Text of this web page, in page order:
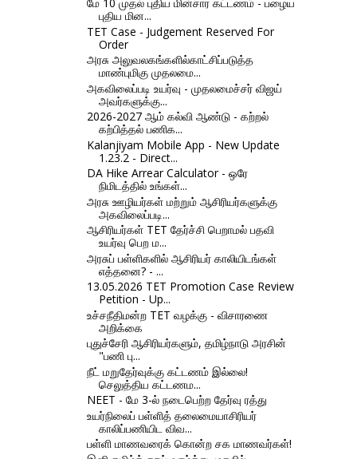
புதிய மின...
TET Case - Judgement Reserved For
Order
அரசு அலுவலகங்களில்காட்சிப்படுத்த
மாண்புமிகு முதலமை...
அகவிலைப்படி உயர்வு - முதலமைச்சர் விஜய்
அவர்களுக்கு...
2026-2027 ஆம் கல்வி ஆண்டு - கற்றல்
கற்பித்தல் பணிக...
Kalanjiyam Mobile App - New Update
1.23.2 - Direct...
DA Hike Arrear Calculator - ஒரே
நிமிடத்தில் உங்கள்...
அரசு ஊழியர்கள் மற்றும் ஆசிரியர்களுக்கு
அகவிலைப்படி...
ஆசிரியர்கள் TET தேர்ச்சி பெறாமல் பதவி
உயர்வு பெற ம...
அரசுப் பள்ளிகளில் ஆசிரியர் காலியிடங்கள்
எத்தனை? - ...
13.05.2026 TET Promotion Case Review
Petition - Up...
உச்சநீதிமன்ற TET வழக்கு - விசாரணை
அறிக்கை
புதுச்சேரி ஆசிரியர்களும், தமிழ்நாடு அரசின்
"பணி பு...
நீட் மறுதேர்வுக்கு கட்டணம் இல்லை!
செலுத்திய கட்டணம...
NEET - மே 3-ல் நடைபெற்ற தேர்வு ரத்து
உயர்நிலைப் பள்ளித் தலைமையாசிரியர்
காலிப்பணியிட விவ...
பள்ளி மாணவரைக் கொன்ற சக மாணவர்கள்!